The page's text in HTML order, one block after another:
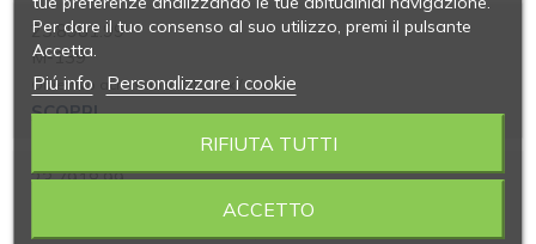
23.8981.99
M-139
Obiettivo acromatico DIN 20x / 0,40
SCOPRI
23.7918.99
Obiettivo acromatico DIN 60x / 0,85
Per dare il tuo consenso al suo utilizzo, premi il pulsante
Accetta.
Piú info Personalizzare i cookie
RIFIUTA TUTTI
ACCETTO